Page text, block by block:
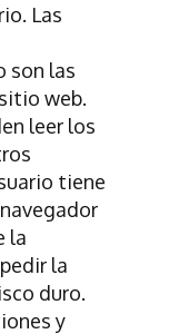
Las
son las
web.
leer los
tiene
la
la
duro.
y